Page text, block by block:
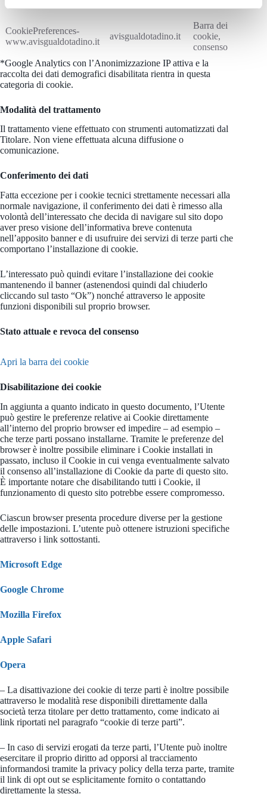
CookiePreferences-
www.avisgualdotadino.it
avisgualdotadino.it
Barra dei
cookie,
consenso
*Google Analytics con l’Anonimizzazione IP attiva e la
raccolta dei dati demografici disabilitata rientra in questa
categoria di cookie.
Modalità del trattamento
Il trattamento viene effettuato con strumenti automatizzati dal
Titolare. Non viene effettuata alcuna diffusione o
comunicazione.
Conferimento dei dati
Fatta eccezione per i cookie tecnici strettamente necessari alla
normale navigazione, il conferimento dei dati è rimesso alla
volontà dell’interessato che decida di navigare sul sito dopo
aver preso visione dell’informativa breve contenuta
nell’apposito banner e di usufruire dei servizi di terze parti che
comportano l’installazione di cookie.
L’interessato può quindi evitare l’installazione dei cookie
mantenendo il banner (astenendosi quindi dal chiuderlo
cliccando sul tasto “Ok”) nonché attraverso le apposite
funzioni disponibili sul proprio browser.
Stato attuale e revoca del consenso
Apri la barra dei cookie
Disabilitazione dei cookie
In aggiunta a quanto indicato in questo documento, l’Utente
può gestire le preferenze relative ai Cookie direttamente
all’interno del proprio browser ed impedire – ad esempio –
che terze parti possano installarne. Tramite le preferenze del
browser è inoltre possibile eliminare i Cookie installati in
passato, incluso il Cookie in cui venga eventualmente salvato
il consenso all’installazione di Cookie da parte di questo sito.
È importante notare che disabilitando tutti i Cookie, il
funzionamento di questo sito potrebbe essere compromesso.
Ciascun browser presenta procedure diverse per la gestione
delle impostazioni. L’utente può ottenere istruzioni specifiche
attraverso i link sottostanti.
Microsoft Edge
Google Chrome
Mozilla Firefox
Apple Safari
Opera
– La disattivazione dei cookie di terze parti è inoltre possibile
attraverso le modalità rese disponibili direttamente dalla
società terza titolare per detto trattamento, come indicato ai
link riportati nel paragrafo “cookie di terze parti”.
– In caso di servizi erogati da terze parti, l’Utente può inoltre
esercitare il proprio diritto ad opporsi al tracciamento
informandosi tramite la privacy policy della terza parte, tramite
il link di opt out se esplicitamente fornito o contattando
direttamente la stessa.